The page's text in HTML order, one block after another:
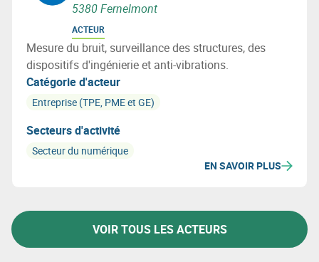
5380 Fernelmont
ACTEUR
Mesure du bruit, surveillance des structures, des
dispositifs d'ingénierie et anti-vibrations.
Catégorie d'acteur
Entreprise (TPE, PME et GE)
Secteurs d'activité
Secteur du numérique
EN SAVOIR PLUS
VOIR TOUS LES ACTEURS